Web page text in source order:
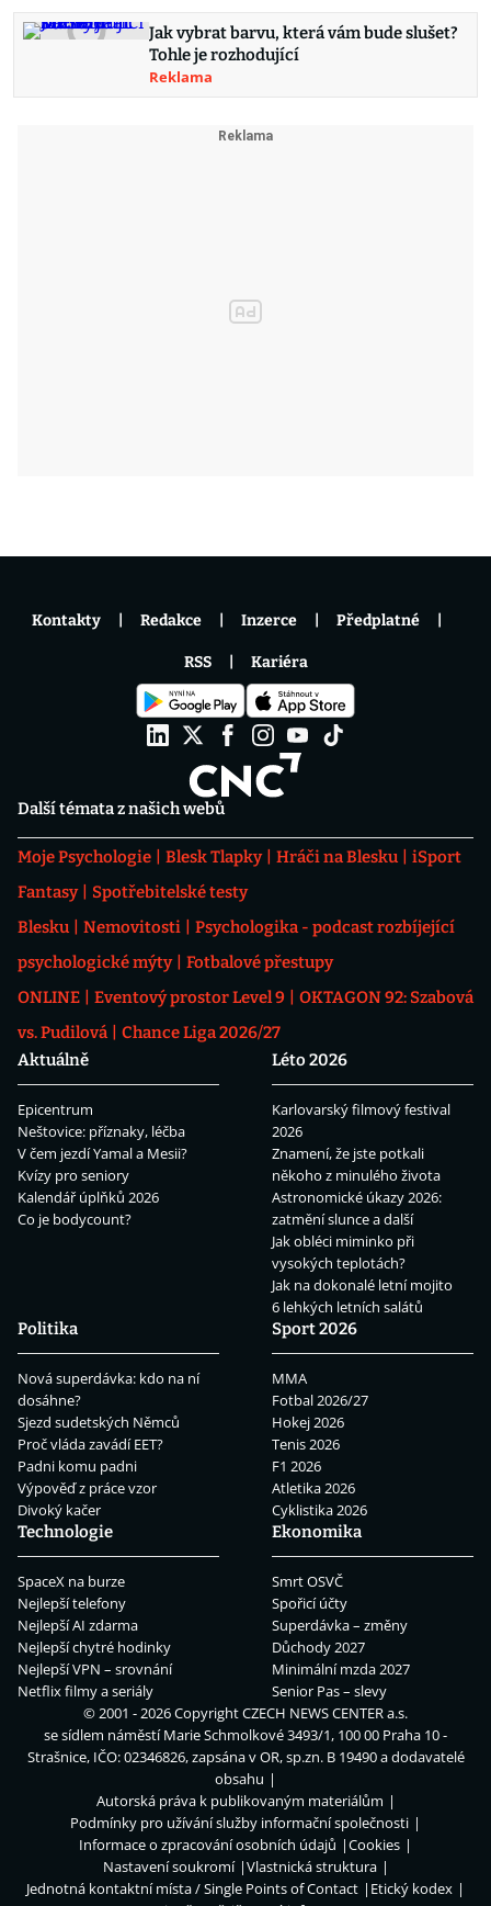
Jak vybrat barvu, která vám bude slušet?
Tohle je rozhodující
Reklama
Další témata z našich webů
Moje Psychologie Blesk Tlapky Hráči na Blesku
iSport
Fantasy
Spotřebitelské testy
Blesku
Nemovitosti
Psychologika - podcast rozbíjející
psychologické mýty
Fotbalové přestupy
ONLINE
Eventový prostor Level 9
OKTAGON 92: Szabová
vs. Pudilová
Chance Liga 2026/27
Aktuálně
Epicentrum
Neštovice: příznaky, léčba
V čem jezdí Yamal a Mesii?
Kvízy pro seniory
Kalendář úplňků 2026
Co je bodycount?
Léto 2026
Karlovarský filmový festival
2026
Znamení, že jste potkali
někoho z minulého života
Astronomické úkazy 2026:
zatmění slunce a další
Jak obléci miminko při
vysokých teplotách?
Jak na dokonalé letní mojito
6 lehkých letních salátů
Politika
Nová superdávka: kdo na ní
dosáhne?
Sjezd sudetských Němců
Proč vláda zavádí EET?
Padni komu padni
Výpověď z práce vzor
Divoký kačer
Sport 2026
MMA
Fotbal 2026/27
Hokej 2026
Tenis 2026
F1 2026
Atletika 2026
Cyklistika 2026
Technologie
SpaceX na burze
Nejlepší telefony
Nejlepší AI zdarma
Nejlepší chytré hodinky
Nejlepší VPN – srovnání
Netflix filmy a seriály
Ekonomika
Smrt OSVČ
Spořicí účty
Superdávka – změny
Důchody 2027
Minimální mzda 2027
Senior Pas – slevy
Kontakty Redakce Inzerce Předplatné
RSS Kariéra
© 2001 - 2026 CopyrightCZECH NEWS CENTER a.s.
se sídlem náměstí Marie Schmolkové 3493/1, 100 00 Praha 10 -
Strašnice, IČO: 02346826, zapsána v OR, sp.zn. B 19490 a dodavatelé
obsahu
Autorská práva k publikovaným materiálům
Podmínky pro užívání služby informační společnosti
Informace o zpracování osobních údajů
Cookies
Nastavení soukromí
Vlastnická struktura
Jednotná kontaktní místa / Single Points of Contact
Etický kodex